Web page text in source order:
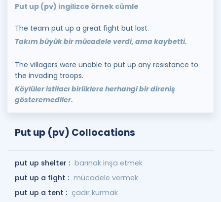
Put up (pv) ingilizce örnek cümle
The team put up a great fight but lost.
Takım büyük bir mücadele verdi, ama kaybetti.
The villagers were unable to put up any resistance to
the invading troops.
Köylüler istilacı birliklere herhangi bir direniş
gösteremediler.
Put up (pv) Collocations
put up shelter : barınak inşa etmek
put up a fight : mücadele vermek
put up a tent : çadır kurmak